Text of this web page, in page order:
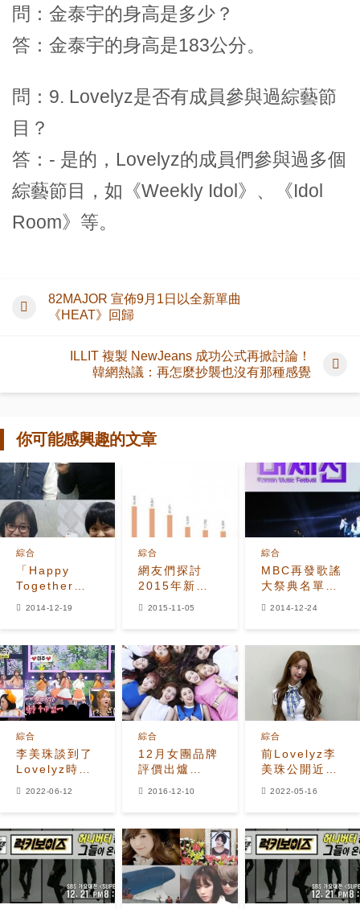
問：金泰宇的身高是多少？
答：金泰宇的身高是183公分。
問：9. Lovelyz是否有成員參與過綜藝節
目？
答：- 是的，Lovelyz的成員們參與過多個
綜藝節目，如《Weekly Idol》、《Idol
Room》等。
82MAJOR 宣佈9月1日以全新單曲
《HEAT》回歸
ILLIT 複製 NewJeans 成功公式再掀討論！
韓網熱議：再怎麼抄襲也沒有那種感覺
你可能感興趣的文章
「Happy
Together」
團隊，參與捐
綜合
2014-12-19
網友們探討
2015年新秀
偶像團體的實
綜合
2015-11-05
MBC再發歌謠
大祭典名單
EXO也將出演
綜合
2014-12-24
李美珠談到了
Lovelyz時期
綜合
2022-06-12
12月女團品牌
評價出爐
綜合
2016-12-10
前Lovelyz李
美珠公開近
綜合
2022-05-16